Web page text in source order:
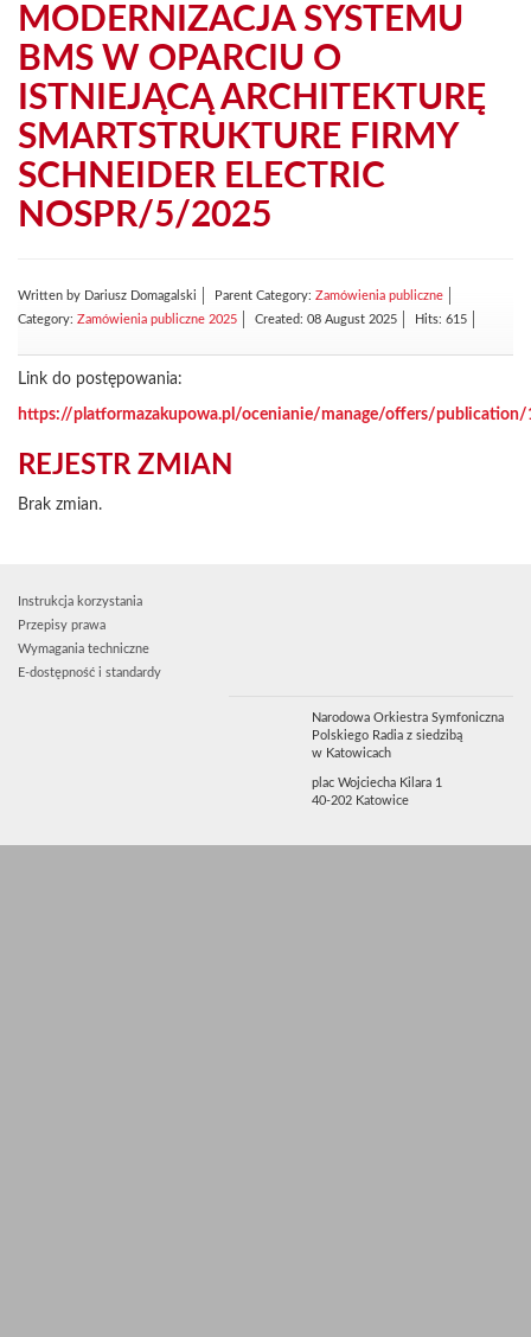
MODERNIZACJA SYSTEMU
BMS W OPARCIU O
ISTNIEJĄCĄ ARCHITEKTURĘ
SMARTSTRUKTURE FIRMY
SCHNEIDER ELECTRIC
NOSPR/5/2025
Written by Dariusz Domagalski Parent Category: Zamówienia publiczne
Category: Zamówienia publiczne 2025 Created: 08 August 2025 Hits: 615
Link do postępowania:
https://platformazakupowa.pl/ocenianie/manage/offers/publication/
REJESTR ZMIAN
Brak zmian.
Instrukcja korzystania
Przepisy prawa
Wymagania techniczne
E-dostępność i standardy
Narodowa Orkiestra Symfoniczna
Polskiego Radia z siedzibą
w Katowicach
plac Wojciecha Kilara 1
40-202 Katowice